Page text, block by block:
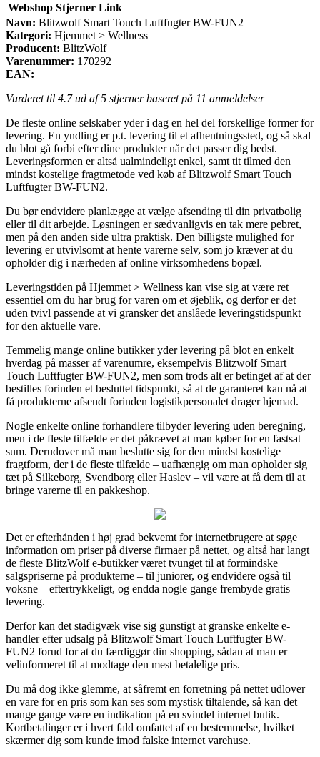
Webshop Stjerner Link
Navn: Blitzwolf Smart Touch Luftfugter BW-FUN2
Kategori: Hjemmet > Wellness
Producent: BlitzWolf
Varenummer: 170292
EAN:
Vurderet til 4.7ud af 5 stjerner baseret på 11 anmeldelser
De fleste online selskaber yder i dag en hel del forskellige former for
levering. En yndling er p.t. levering til et afhentningssted, og så skal
du blot gå forbi efter dine produkter når det passer dig bedst.
Leveringsformen er altså ualmindeligt enkel, samt tit tilmed den
mindst kostelige fragtmetode ved køb af Blitzwolf Smart Touch
Luftfugter BW-FUN2.
Du bør endvidere planlægge at vælge afsending til din privatbolig
eller til dit arbejde. Løsningen er sædvanligvis en tak mere pebret,
men på den anden side ultra praktisk. Den billigste mulighed for
levering er utvivlsomt at hente varerne selv, som jo kræver at du
opholder dig i nærheden af online virksomhedens bopæl.
Leveringstiden på Hjemmet > Wellness kan vise sig at være ret
essentiel om du har brug for varen om et øjeblik, og derfor er det
uden tvivl passende at vi gransker det anslåede leveringstidspunkt
for den aktuelle vare.
Temmelig mange online butikker yder levering på blot en enkelt
hverdag på masser af varenumre, eksempelvis Blitzwolf Smart
Touch Luftfugter BW-FUN2, men som trods alt er betinget af at der
bestilles forinden et besluttet tidspunkt, så at de garanteret kan nå at
få produkterne afsendt forinden logistikpersonalet drager hjemad.
Nogle enkelte online forhandlere tilbyder levering uden beregning,
men i de fleste tilfælde er det påkrævet at man køber for en fastsat
sum. Derudover må man beslutte sig for den mindst kostelige
fragtform, der i de fleste tilfælde – uafhængig om man opholder sig
tæt på Silkeborg, Svendborg eller Haslev – vil være at få dem til at
bringe varerne til en pakkeshop.
Det er efterhånden i høj grad bekvemt for internetbrugere at søge
information om priser på diverse firmaer på nettet, og altså har langt
de fleste BlitzWolf e-butikker været tvunget til at formindske
salgspriserne på produkterne – til juniorer, og endvidere også til
voksne – eftertrykkeligt, og endda nogle gange frembyde gratis
levering.
Derfor kan det stadigvæk vise sig gunstigt at granske enkelte e-
handler efter udsalg på Blitzwolf Smart Touch Luftfugter BW-
FUN2 forud for at du færdiggør din shopping, sådan at man er
velinformeret til at modtage den mest betalelige pris.
Du må dog ikke glemme, at såfremt en forretning på nettet udlover
en vare for en pris som kan ses som mystisk tiltalende, så kan det
mange gange være en indikation på en svindel internet butik.
Kortbetalinger er i hvert fald omfattet af en bestemmelse, hvilket
skærmer dig som kunde imod falske internet varehuse.